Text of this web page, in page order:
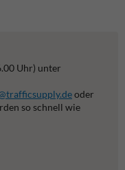
Uhr) unter
oder
so schnell wie